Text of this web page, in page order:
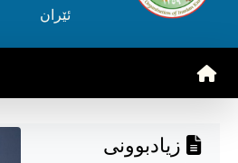
ئێران
زیادبوونی